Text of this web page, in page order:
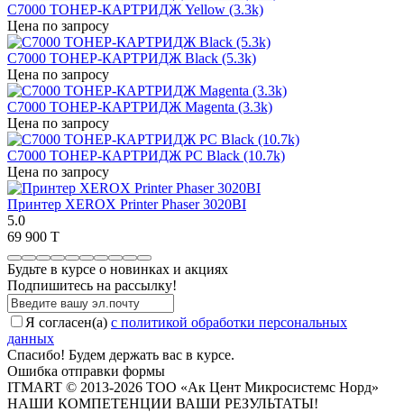
C7000 ТОНЕР-КАРТРИДЖ Yellow (3.3k)
Цена по запросу
C7000 ТОНЕР-КАРТРИДЖ Black (5.3k)
Цена по запросу
C7000 ТОНЕР-КАРТРИДЖ Magenta (3.3k)
Цена по запросу
C7000 ТОНЕР-КАРТРИДЖ PC Black (10.7k)
Цена по запросу
Принтер XEROX Printer Phaser 3020BI
5.0
69 900 T
Будьте в курсе о новинках и акциях
Подпишитесь на рассылкy!
Я согласен(a) с политикой обработки персональных
данных
Спасибо! Будем держать вас в курсе.
Ошибка отправки формы
ITMART © 2013-2026 ТОО «Ак Цент Микросистемс Норд»
НАШИ КОМПЕТЕНЦИИ ВАШИ РЕЗУЛЬТАТЫ!